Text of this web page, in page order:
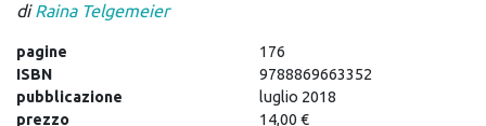
diRaina Telgemeier
pagine
176
ISBN
9788869663352
pubblicazione
luglio 2018
prezzo
14,00 €